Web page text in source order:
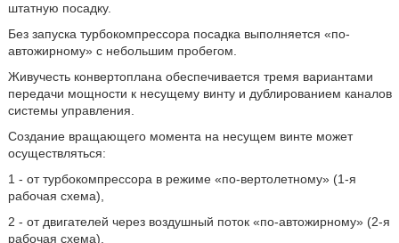
штатную посадку.
Без запуска турбокомпрессора посадка выполняется «по-
автожирному» с небольшим пробегом.
Живучесть конвертоплана обеспечивается тремя вариантами
передачи мощности к несущему винту и дублированием каналов
системы управления.
Создание вращающего момента на несущем винте может
осуществляться:
1 - от турбокомпрессора в режиме «по-вертолетному» (1-я
рабочая схема),
2 - от двигателей через воздушный поток «по-автожирному» (2-я
рабочая схема),